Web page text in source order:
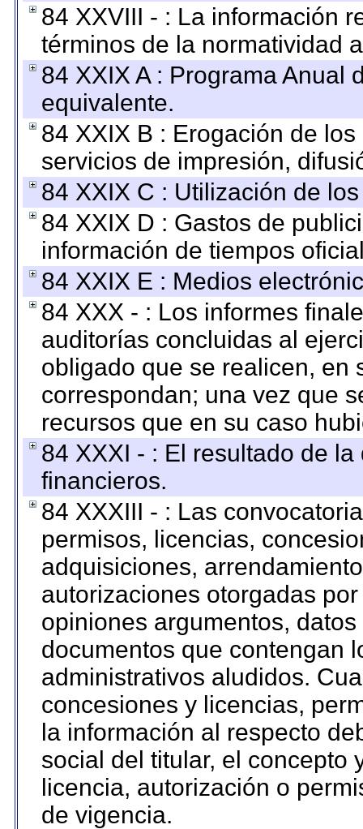
84 XXVIII - : La información
términos de la normatividad
84 XXIX A : Programa Anual
equivalente.
84 XXIX B : Erogación de
servicios de impresión,
84 XXIX C : Utilización de
84 XXIX D : Gastos de
información de tiempos
84 XXIX E : Medios
84 XXX - : Los informes
auditorías concluidas al
obligado que se realicen, en
correspondan; una vez que
recursos que en su caso
84 XXXI - : El resultado de
financieros.
84 XXXIII - : Las
permisos, licencias,
adquisiciones,
autorizaciones otorgadas
opiniones argumentos,
documentos que contengan
administrativos aludidos.
concesiones y licencias,
la información al respecto
social del titular, el concepto
licencia, autorización o
de vigencia.